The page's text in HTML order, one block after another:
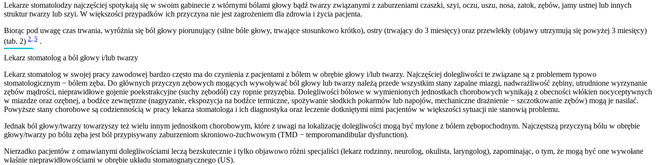
Lekarze stomatolodzy najczęściej spotykają się w swoim gabinecie z wtórnymi bólami głowy bądź twarzy związanymi z zaburzeniami czaszki, szyi, oczu, uszu, nosa, zatok, zębów, jamy ustnej lub innych
struktur twarzy lub szyi. W większości przypadków ich przyczyna nie jest zagrożeniem dla zdrowia i życia pacjenta.
Biorąc pod uwagę czas trwania, wyróżnia się ból głowy piorunujący (silne bóle głowy, trwające stosunkowo krótko), ostry (trwający do 3 miesięcy) oraz przewlekły (objawy utrzymują się powyżej 3 miesięcy)
(tab. 2) 2 5 .
Lekarz stomatolog a ból głowy i/lub twarzy
Lekarz stomatolog w swojej pracy zawodowej bardzo często ma do czynienia z pacjentami z bólem w obrębie głowy i/lub twarzy. Najczęściej dolegliwości te związane są z problemem typowo
stomatologicznym − bólem zęba. Do głównych przyczyn zębowych mogących wywoływać ból głowy lub twarzy należą przede wszystkim stany zapalne miazgi, nadwrażliwość zębiny, utrudnione wyrzynanie
zębów mądrości, nieprawidłowe gojenie poekstrakcyjne (suchy zębodół) czy ropnie przyzębia. Dolegliwości bólowe w wymienionych jednostkach chorobowych wynikają z obecności włókien nocyceptywnych
w miazdze oraz ozębnej, a bodźce zewnętrzne (nagryzanie, ekspozycja na bodźce termiczne, spożywanie słodkich pokarmów lub napojów, mechaniczne drażnienie − szczotkowanie zębów) mogą je nasilać.
Powyższe stany chorobowe są codziennością w pracy lekarza stomatologa i ich diagnostyka oraz leczenie dotkniętymi nimi pacjentów w większości sytuacji nie stanowią problemu.
Jednak ból głowy/twarzy towarzyszy też wielu innym jednostkom chorobowym, które z uwagi na lokalizację dolegliwości mogą być mylone z bólem zębopochodnym. Najczęstszą przyczyną bólu w obrębie
głowy/twarzy po bólu zęba jest ból przypisywany zaburzeniom skroniowo-żuchwowym (TMD − temporomandibular dysfunction).
Nierzadko pacjentów z omawianymi dolegliwościami leczą bezskutecznie i tylko objawowo różni specjaliści (lekarz rodzinny, neurolog, okulista, laryngolog), zapominając, o tym, że mogą być one wywołane
właśnie nieprawidłowościami w obrębie układu stomatognatycznego (US).